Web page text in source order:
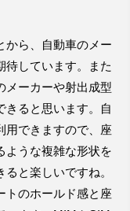
から、自動車のメー
待しています。また
メーカーや射出成型
きると思います。自
用できますので、座
ような複雑な形状を
と楽しいですね。
トのホールド感と座